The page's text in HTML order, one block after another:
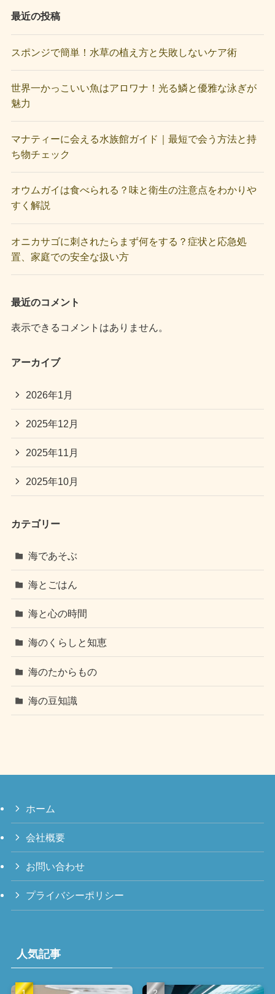
最近の投稿
スポンジで簡単！水草の植え方と失敗しないケア術
世界一かっこいい魚はアロワナ！光る鱗と優雅な泳ぎが
魅力
マナティーに会える水族館ガイド｜最短で会う方法と持
ち物チェック
オウムガイは食べられる？味と衛生の注意点をわかりや
すく解説
オニカサゴに刺されたらまず何をする？症状と応急処
置、家庭での安全な扱い方
最近のコメント
表示できるコメントはありません。
アーカイブ
2026年1月
2025年12月
2025年11月
2025年10月
カテゴリー
海であそぶ
海とごはん
海と心の時間
海のくらしと知恵
海のたからもの
海の豆知識
ホーム
会社概要
お問い合わせ
プライバシーポリシー
人気記事